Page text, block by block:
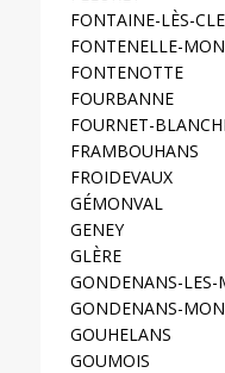
FONTAINE-LÈS-
FONTENELLE-
FONTENOTTE
FOURBANNE
FOURNET-
FRAMBOUHANS
FROIDEVAUX
GÉMONVAL
GENEY
GLÈRE
GONDENANS-LES-
GONDENANS-
GOUHELANS
GOUMOIS